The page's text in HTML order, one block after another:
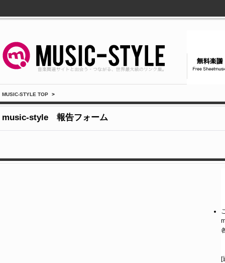
MUSIC-STYLE TOP >
music-style 報告フォーム
[